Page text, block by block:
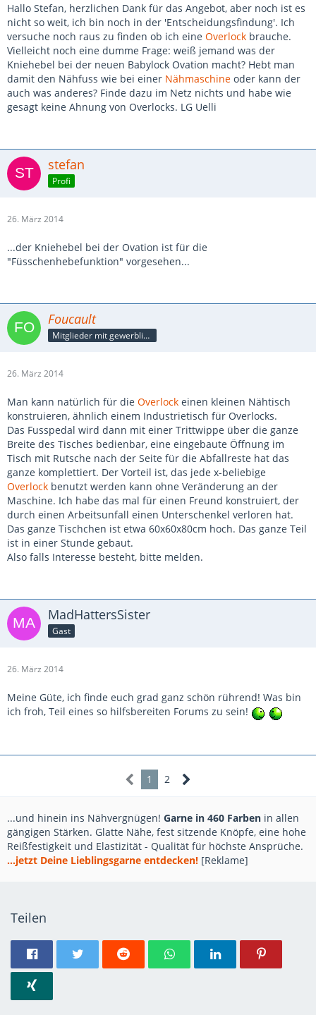
Hallo Stefan, herzlichen Dank für das Angebot, aber noch ist es
nicht so weit, ich bin noch in der 'Entscheidungsfindung'. Ich
versuche noch raus zu finden ob ich eine Overlock brauche.
Vielleicht noch eine dumme Frage: weiß jemand was der
Kniehebel bei der neuen Babylock Ovation macht? Hebt man
damit den Nähfuss wie bei einer Nähmaschine oder kann der
auch was anderes? Finde dazu im Netz nichts und habe wie
gesagt keine Ahnung von Overlocks. LG Uelli
stefan
Profi
26. März 2014
...der Kniehebel bei der Ovation ist für die
"Füsschenhebefunktion" vorgesehen...
Foucault
Mitglieder mit gewerblicher Verbindung, auch als Mitarbeiter/in
26. März 2014
Man kann natürlich für die Overlock einen kleinen Nähtisch
konstruieren, ähnlich einem Industrietisch für Overlocks.
Das Fusspedal wird dann mit einer Trittwippe über die ganze
Breite des Tisches bedienbar, eine eingebaute Öffnung im
Tisch mit Rutsche nach der Seite für die Abfallreste hat das
ganze komplettiert. Der Vorteil ist, das jede x-beliebige
Overlock benutzt werden kann ohne Veränderung an der
Maschine. Ich habe das mal für einen Freund konstruiert, der
durch einen Arbeitsunfall einen Unterschenkel verloren hat.
Das ganze Tischchen ist etwa 60x60x80cm hoch. Das ganze Teil
ist in einer Stunde gebaut.
Also falls Interesse besteht, bitte melden.
MadHattersSister
Gast
26. März 2014
Meine Güte, ich finde euch grad ganz schön rührend! Was bin
ich froh, Teil eines so hilfsbereiten Forums zu sein!
1 2
...und hinein ins Nähvergnügen! Garne in 460 Farben in allen
gängigen Stärken. Glatte Nähe, fest sitzende Knöpfe, eine hohe
Reißfestigkeit und Elastizität - Qualität für höchste Ansprüche.
...jetzt Deine Lieblingsgarne entdecken! [Reklame]
Teilen